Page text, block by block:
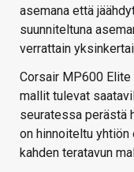
asemana että
suunniteltuna
verrattain
Corsair MP600 Elite
mallit tulevat
seuratessa perästä
on hinnoiteltu
kahden teratavun